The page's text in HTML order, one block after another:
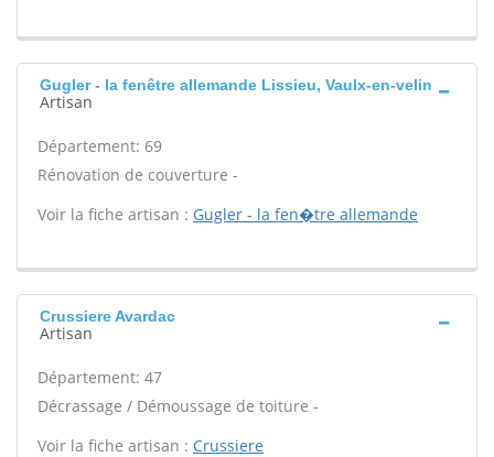
Gugler - la fenêtre allemande Lissieu, Vaulx-en-velin
Artisan
Département: 69
Rénovation de couverture -
Voir la fiche artisan : Gugler - la fen�tre allemande
Crussiere Avardac
Artisan
Département: 47
Décrassage / Démoussage de toiture -
Voir la fiche artisan : Crussiere